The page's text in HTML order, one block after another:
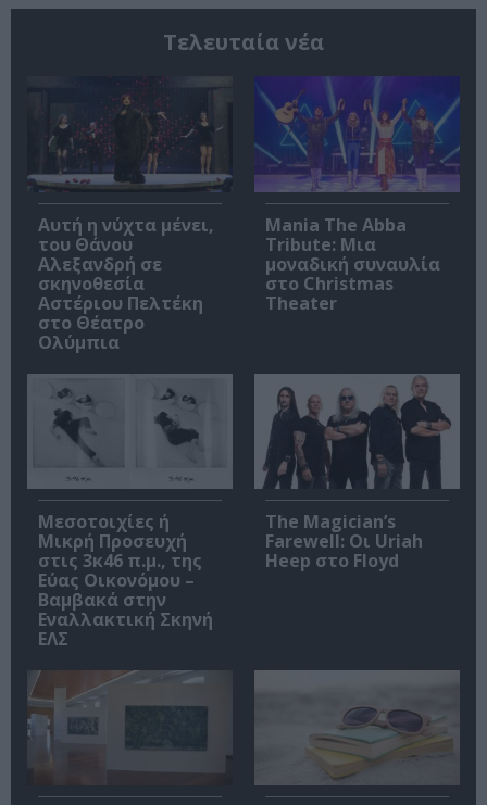
Τελευταία νέα
Αυτή η νύχτα μένει,
του Θάνου
Αλεξανδρή σε
σκηνοθεσία
Αστέριου Πελτέκη
στο Θέατρο
Ολύμπια
Mania The Abba
Tribute: Μια
μοναδική συναυλία
στο Christmas
Theater
Μεσοτοιχίες ή
Μικρή Προσευχή
στις 3κ46 π.μ., της
Εύας Οικονόμου –
Βαμβακά στην
Εναλλακτική Σκηνή
ΕΛΣ
The Magician’s
Farewell: Οι Uriah
Heep στο Floyd